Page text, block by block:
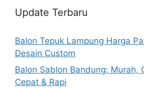
Update Terbaru
Balon Tepuk Lampung Harga
Desain Custom
Balon Sablon Bandung: Murah,
Cepat & Rapi